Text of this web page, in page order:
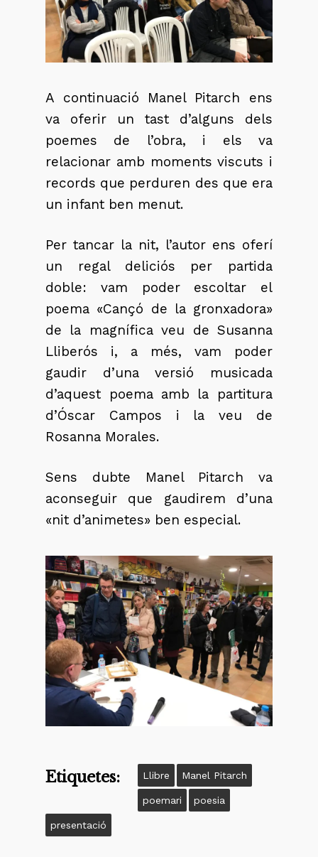
A continuació Manel Pitarch ens
va oferir un tast d’alguns dels
poemes de l’obra, i els va
relacionar amb moments viscuts i
records que perduren des que era
un infant ben menut.
Per tancar la nit, l’autor ens oferí
un regal deliciós per partida
doble: vam poder escoltar el
poema «Cançó de la gronxadora»
de la magnífica veu de Susanna
Lliberós i, a més, vam poder
gaudir d’una versió musicada
d’aquest poema amb la partitura
d’Óscar Campos i la veu de
Rosanna Morales.
Sens dubte Manel Pitarch va
aconseguir que gaudirem d’una
«nit d’animetes» ben especial.
Etiquetes: Llibre Manel Pitarch
poemari poesia
presentació